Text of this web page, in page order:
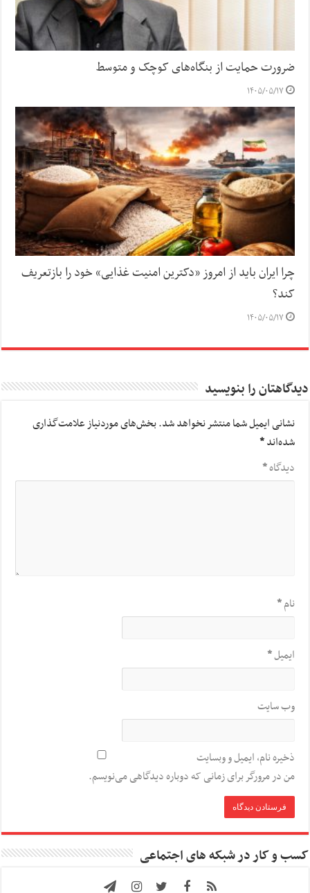
ضرورت حمایت از بنگاه‌های کوچک و متوسط
۱۴۰۵/۰۵/۱۷
چرا ایران باید از امروز «دکترین امنیت غذایی» خود را بازتعریف
کند؟
۱۴۰۵/۰۵/۱۷
دیدگاهتان را بنویسید
نشانی ایمیل شما منتشر نخواهد شد.بخش‌های موردنیاز علامت‌گذاری
شده‌اند*
دیدگاه*
نام*
ایمیل*
وب‌ سایت
ذخیره نام، ایمیل و وبسایت
من در مرورگر برای زمانی که دوباره دیدگاهی می‌نویسم.
کسب و کار در شبکه های اجتماعی